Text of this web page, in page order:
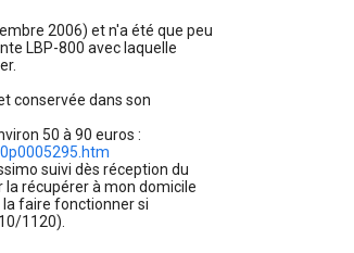
2006) et n'a été que peu
LBP-800 avec laquelle
conservée dans son
50 à 90 euros :
suivi dès réception du
récupérer à mon domicile
la faire fonctionner si
1120).